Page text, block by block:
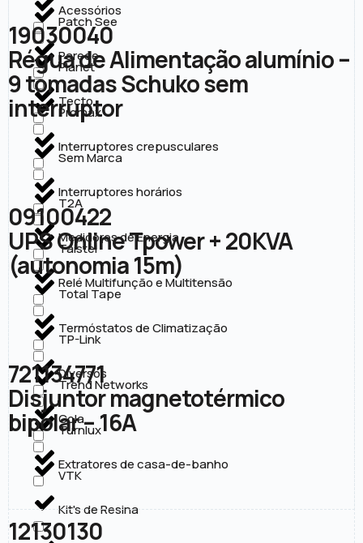
Acessórios
Parede
Tecto
Interruptores crepusculares
Interruptores horários
Medidores de Energia
Relé Multifunção e Multitensão
Termóstatos de Climatização
Diversos
Cola
Extratores de casa-de-banho
Kit's de Resina
Patch See
Planet
Promax
Sem Marca
T2A
Taistel
Total Tape
TP-Link
Trend Networks
Turnlux
VTK
19030040
Régua de Alimentação alumínio –
9 tomadas Schuko sem
interruptor
09100422
UPS Online Tpower + 20KVA
(autonomia 15m)
721134771
Disjuntor magnetotérmico
bipolar – 16A
12130130